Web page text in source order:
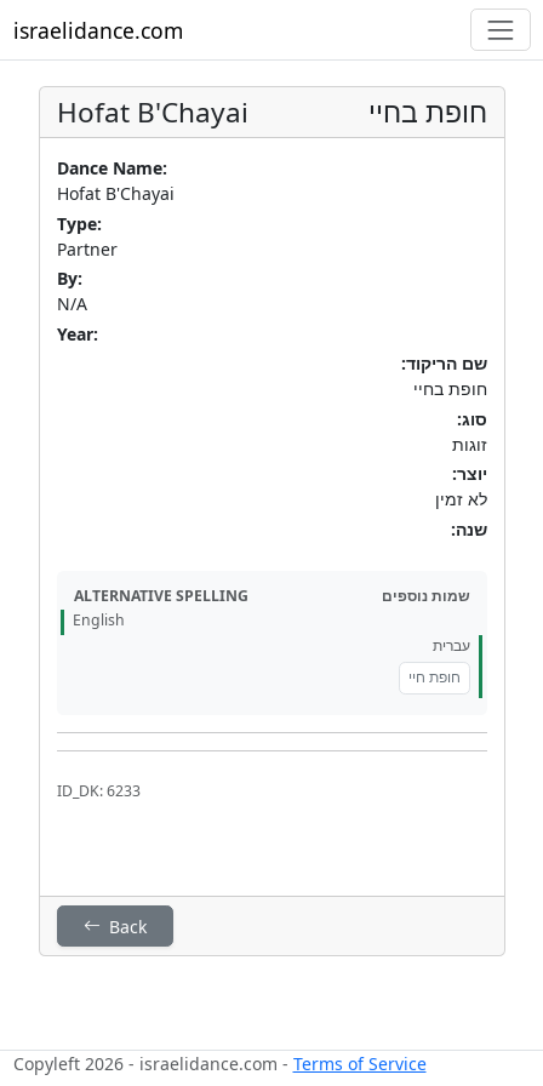
israelidance.com
Hofat B'Chayai חופת בחיי
Dance Name:
Hofat B'Chayai
Type:
Partner
By:
N/A
Year:
שם הריקוד:
חופת בחיי
סוג:
זוגות
יוצר:
לא זמין
שנה:
ALTERNATIVE SPELLING
שמות נוספים
English
עברית
חופת חיי
ID_DK: 6233
Back
Copyleft 2026 - israelidance.com - Terms of Service